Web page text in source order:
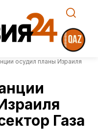
осудил планы Израиля
Газа